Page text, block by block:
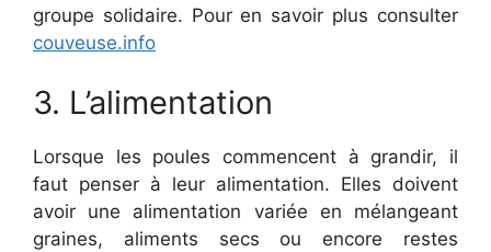
groupe solidaire. Pour en savoir plus consulter
couveuse.info
3. L’alimentation
Lorsque les poules commencent à grandir, il
faut penser à leur alimentation. Elles doivent
avoir une alimentation variée en mélangeant
graines, aliments secs ou encore restes